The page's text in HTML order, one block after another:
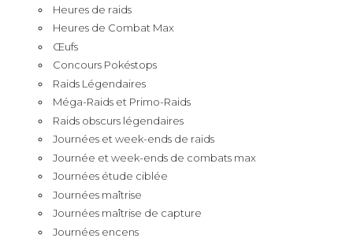
Heures de raids
Heures de Combat Max
Œufs
Concours Pokéstops
Raids Légendaires
Méga-Raids et Primo-Raids
Raids obscurs légendaires
Journées et week-ends de raids
Journée et week-ends de combats max
Journées étude ciblée
Journées maîtrise
Journées maîtrise de capture
Journées encens